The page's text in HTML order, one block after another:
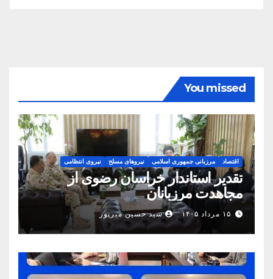
You missed
اقتصاد مرزبانی جمهوری اسلامی نیروهای مسلح نیروی انتظامی
تقدیر استاندار خراسان رضوی از
مجاهدت مرزبانان
۱۵ مرداد ۱۴۰۵ سید حسین میرپور